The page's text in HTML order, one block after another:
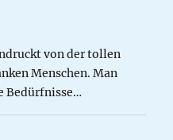
von der tollen
Menschen. Man
Bedürfnisse…